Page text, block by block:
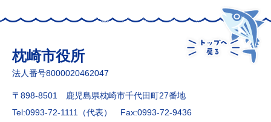
枕崎市役所
法人番号8000020462047
〒898-8501 鹿児島県枕崎市千代田町27番地
Tel:0993-72-1111（代表）
Fax:0993-72-9436